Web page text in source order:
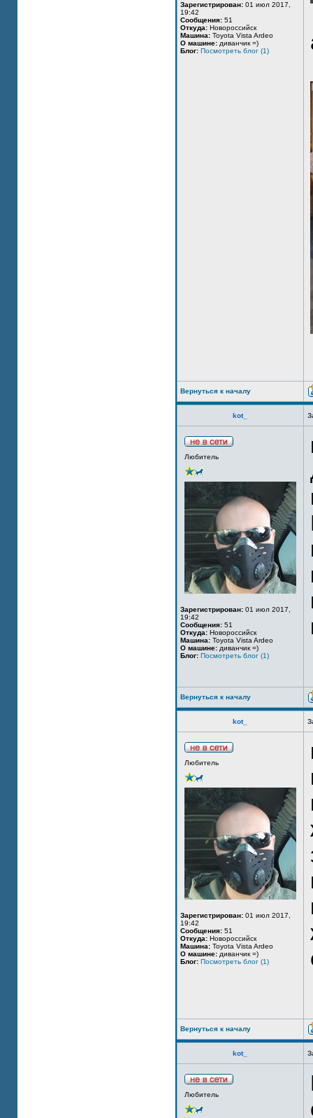
Зарегистрирован: 01 июл 2017,
19:42
Сообщения: 51
Откуда: Новороссийск
Машина: Toyota Vista Ardeo
О машине: диванчик =)
Блог: Посмотреть блог (1)
Вернуться к началу
kot_
Любитель
Зарегистрирован: 01 июл 2017,
19:42
Сообщения: 51
Откуда: Новороссийск
Машина: Toyota Vista Ardeo
О машине: диванчик =)
Блог: Посмотреть блог (1)
Вернуться к началу
kot_
Любитель
Зарегистрирован: 01 июл 2017,
19:42
Сообщения: 51
Откуда: Новороссийск
Машина: Toyota Vista Ardeo
О машине: диванчик =)
Блог: Посмотреть блог (1)
Вернуться к началу
kot_
Любитель